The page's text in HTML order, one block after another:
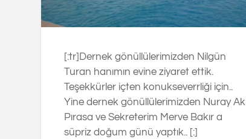
[:tr]Dernek gönüllülerimizden Nilgün
Turan hanımın evine ziyaret ettik.
Teşekkürler içten konukseverrliği için..
Yine dernek gönüllülerimizden Nuray Ak
Pırasa ve Sekreterim Merve Bakır a
süpriz doğum günü yaptık.. [:]